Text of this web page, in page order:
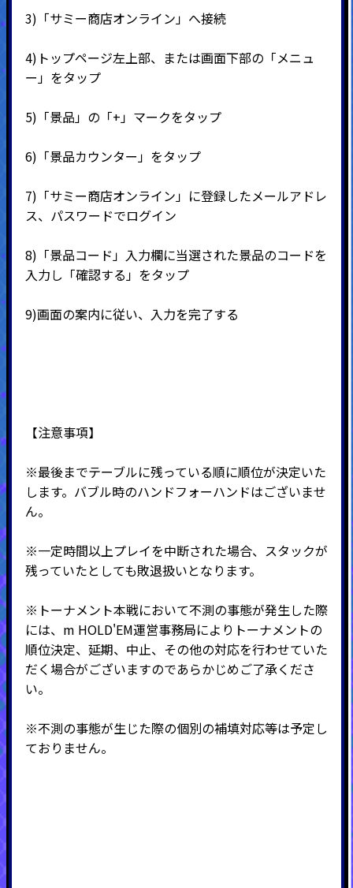
3) 「サミー商店オンライン」へ接続
4) トップページ左上部、または画面下部の「メニュ
ー」をタップ
5) 「景品」の「+」マークをタップ
6) 「景品カウンター」をタップ
7) 「サミー商店オンライン」に登録したメールアドレ
ス、パスワードでログイン
8) 「景品コード」入力欄に当選された景品のコードを
入力し「確認する」をタップ
9)画面の案内に従い、入力を完了する
【注意事項】
※最後までテーブルに残っている順に順位が決定いた
します。バブル時のハンドフォーハンドはございませ
ん。
※一定時間以上プレイを中断された場合、スタックが
残っていたとしても敗退扱いとなります。
※トーナメント本戦において不測の事態が発生した際
には、m HOLD'EM運営事務局によりトーナメントの
順位決定、延期、中止、その他の対応を行わせていた
だく場合がございますのであらかじめご了承くださ
い。
※不測の事態が生じた際の個別の補填対応等は予定し
ておりません。